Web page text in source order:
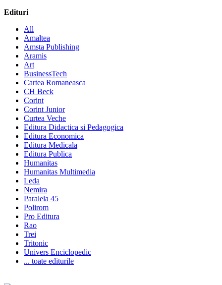
Edituri
All
Amaltea
Amsta Publishing
Aramis
Art
BusinessTech
Cartea Romaneasca
CH Beck
Corint
Corint Junior
Curtea Veche
Editura Didactica si Pedagogica
Editura Economica
Editura Medicala
Editura Publica
Humanitas
Humanitas Multimedia
Leda
Nemira
Paralela 45
Polirom
Pro Editura
Rao
Trei
Tritonic
Univers Enciclopedic
... toate editurile